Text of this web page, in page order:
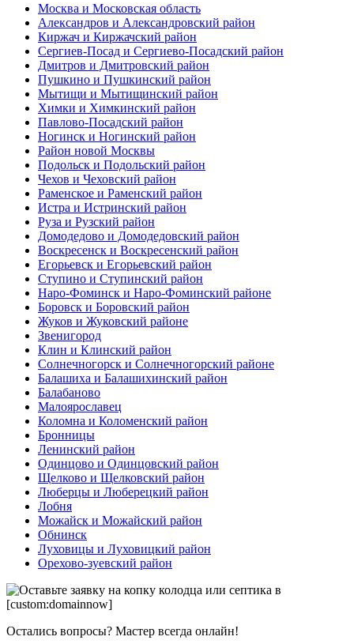
Москва и Московская область
Александров и Александровский район
Киржач и Киржачский район
Сергиев-Посад и Сергиево-Посадский район
Дмитров и Дмитровский район
Пушкино и Пушкинский район
Мытищи и Мытищинский район
Химки и Химкинский район
Павлово-Посадский район
Ногинск и Ногинский район
Район новой Москвы
Подольск и Подольский район
Чехов и Чеховский район
Раменское и Раменский район
Истра и Истринский район
Руза и Рузский район
Домодедово и Домодедовский район
Воскресенск и Воскресенский район
Егорьевск и Егорьевский район
Ступино и Ступинский район
Наро-Фоминск и Наро-Фоминский районе
Боровск и Боровский район
Жуков и Жуковский районе
Звенигород
Клин и Клинский район
Солнечногорск и Солнечногорский районе
Балашиха и Балашихинский район
Балабаново
Малоярославец
Коломна и Коломенский район
Бронницы
Ленинский район
Одинцово и Одинцовский район
Щелково и Щелковский район
Люберцы и Люберецкий район
Лобня
Можайск и Можайский район
Обнинск
Луховицы и Луховицкий район
Орехово-зуевский район
Остались вопросы? Мастер всегда онлайн!